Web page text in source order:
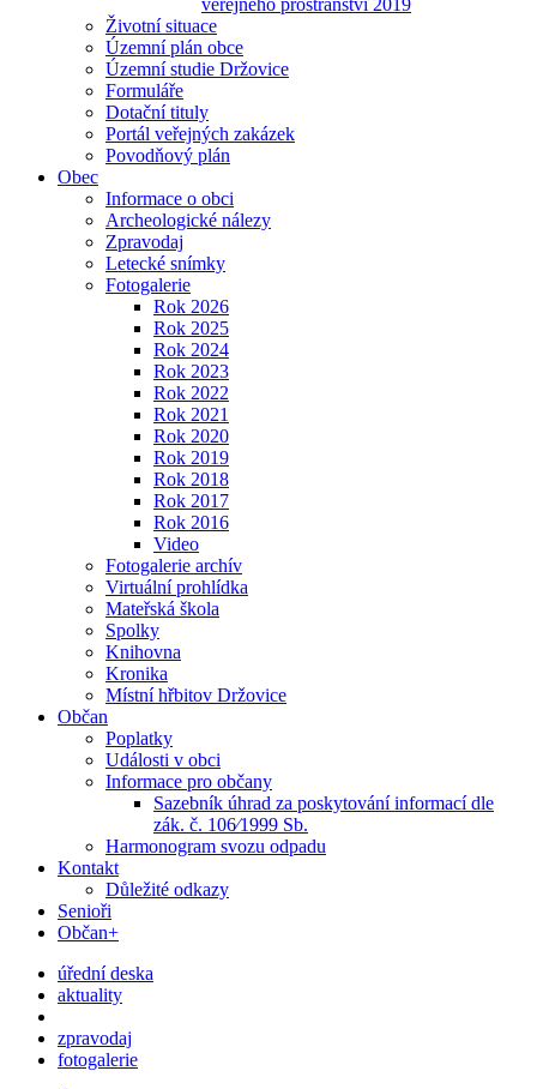
veřejného prostranství 2019
Životní situace
Územní plán obce
Územní studie Držovice
Formuláře
Dotační tituly
Portál veřejných zakázek
Povodňový plán
Obec
Informace o obci
Archeologické nálezy
Zpravodaj
Letecké snímky
Fotogalerie
Rok 2026
Rok 2025
Rok 2024
Rok 2023
Rok 2022
Rok 2021
Rok 2020
Rok 2019
Rok 2018
Rok 2017
Rok 2016
Video
Fotogalerie archív
Virtuální prohlídka
Mateřská škola
Spolky
Knihovna
Kronika
Místní hřbitov Držovice
Občan
Poplatky
Události v obci
Informace pro občany
Sazebník úhrad za poskytování informací dle
zák. č. 106⁄1999 Sb.
Harmonogram svozu odpadu
Kontakt
Důležité odkazy
Senioři
Občan+
úřední deska
aktuality
zpravodaj
fotogalerie